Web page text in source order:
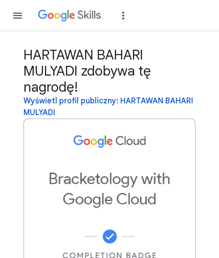
HARTAWAN BAHARI
MULYADI zdobywa tę
nagrodę!
Wyświetl profil publiczny: HARTAWAN BAHARI
MULYADI